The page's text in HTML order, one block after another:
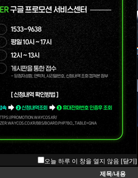
오늘 하루 이 창을 열지 않음 [닫기]
제목/내용